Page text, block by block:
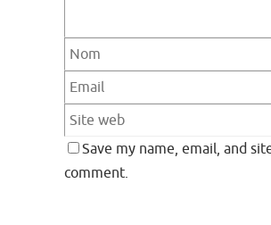
Save my name, email, and
comment.